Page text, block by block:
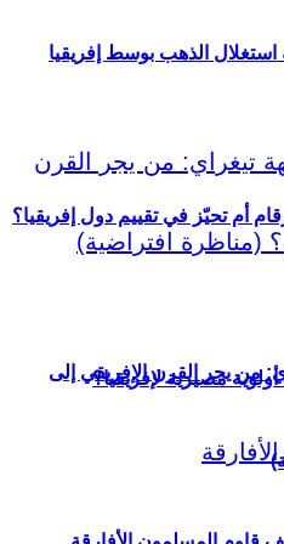
من يجر القرن الإفريقي إلى
الذهب بوسط إفريقيا
أم تحيّز في تقييم دول إفريقيا؟
أولوية مصيرية لإفريقيا؟